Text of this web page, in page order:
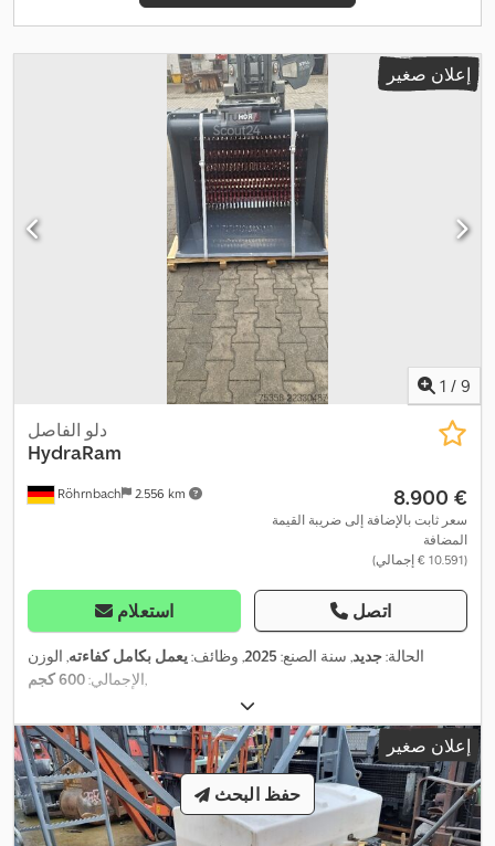
إعلان صغير
1 / 9
Röhrnbach 2.556 km
دلو الفاصل
HydraRam
‏8.900 €
سعر ثابت بالإضافة إلى ضريبة القيمة
المضافة
(‏10.591 € إجمالي)
استعلام اتصل
الحالة:جديد, سنة الصنع: 2025, وظائف:يعمل بكامل كفاءته, الوزن
الإجمالي:600 كجم ,
إعلان صغير
حفظ البحث